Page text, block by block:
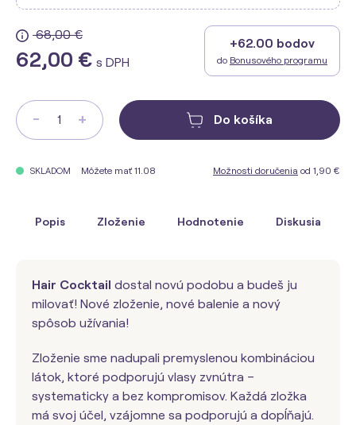
68,00 €
62,00 € s DPH
+62.00 bodov
do Bonusového programu
- + Do košíka
SKLADOM Môžete mať 11.08 Možnosti doručenia od 1,90 €
Popis Zloženie Hodnotenie Diskusia
Hair Cocktail dostal novú podobu a budeš ju
milovať! Nové zloženie, nové balenie a nový
spôsob užívania!
Zloženie sme nadupali premyslenou kombináciou
látok, ktoré podporujú vlasy zvnútra –
systematicky a bez kompromisov. Každá zložka
má svoj účel, vzájomne sa podporujú a dopĺňajú.